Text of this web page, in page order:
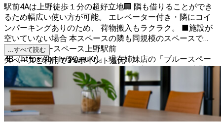
駅前4Aは上野徒歩１分の超好立地🏢 隣も借りることができ
るため幅広い使い方が可能。 エレベーター付き・隣にコイ
ンパーキングありのため、 荷物搬入もラクラク。 ■施設が
空いていない場合 本スペースの隣も同規模のスペースで
す！ 「ブルースペース上野駅前
4B（https://bit.ly/37unuKr)」 現在姉妹店の「ブルースペー
ス神田（https://bit.ly/3rAke7e）」「ブルースペース上野御
徒町(https://bit.ly/3Of6PLo）」もございます。 本スペース
と同規模・同等設備の好立地です♪ ✨新備品・サービス追加
✨ 皆様のご要望にお応えして、新しい備品とサービスが追
加されました！ぜひご利用ください♪ 1️⃣ 有線キーボードの
...すべて読む
スペースご利用で3%ポイント還元